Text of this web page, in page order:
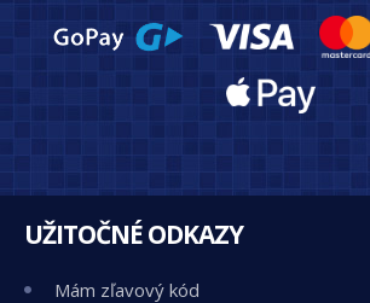
UŽITOČNÉ ODKAZY
Mám zľavový kód